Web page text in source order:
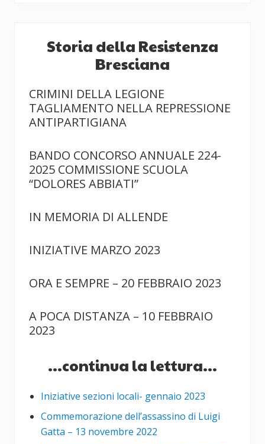
Storia della Resistenza
Bresciana
CRIMINI DELLA LEGIONE
TAGLIAMENTO NELLA REPRESSIONE
ANTIPARTIGIANA
BANDO CONCORSO ANNUALE 224-
2025 COMMISSIONE SCUOLA
“DOLORES ABBIATI”
IN MEMORIA DI ALLENDE
INIZIATIVE MARZO 2023
ORA E SEMPRE – 20 FEBBRAIO 2023
A POCA DISTANZA – 10 FEBBRAIO
2023
...continua la lettura...
Iniziative sezioni locali- gennaio 2023
Commemorazione dell’assassino di Luigi
Gatta – 13 novembre 2022